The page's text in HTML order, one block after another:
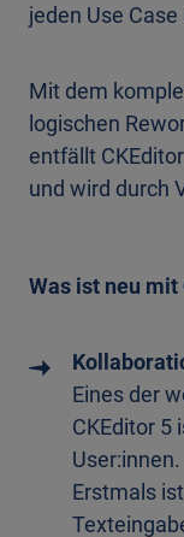
jeden Use
Mit dem
logischen
entfällt
und wird durch
Was ist neu mit
Eines der
CKEditor 5
User:innen.
Erstmals